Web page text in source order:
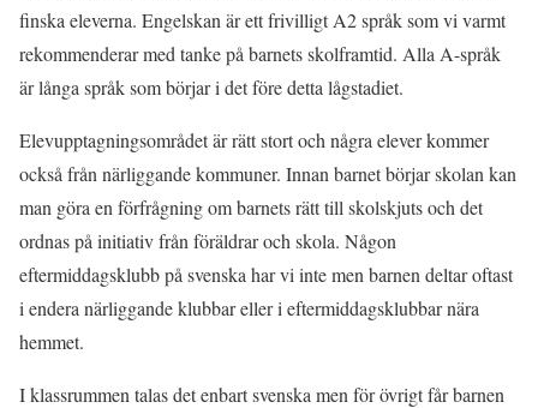
finska eleverna. Engelskan är ett frivilligt A2 språk som vi varmt
rekommenderar med tanke på barnets skolframtid. Alla A-språk
är långa språk som börjar i det före detta lågstadiet.
Elevupptagningsområdet är rätt stort och några elever kommer
också från närliggande kommuner. Innan barnet börjar skolan kan
man göra en förfrågning om barnets rätt till skolskjuts och det
ordnas på initiativ från föräldrar och skola. Någon
eftermiddagsklubb på svenska har vi inte men barnen deltar oftast
i endera närliggande klubbar eller i eftermiddagsklubbar nära
hemmet.
I klassrummen talas det enbart svenska men för övrigt får barnen